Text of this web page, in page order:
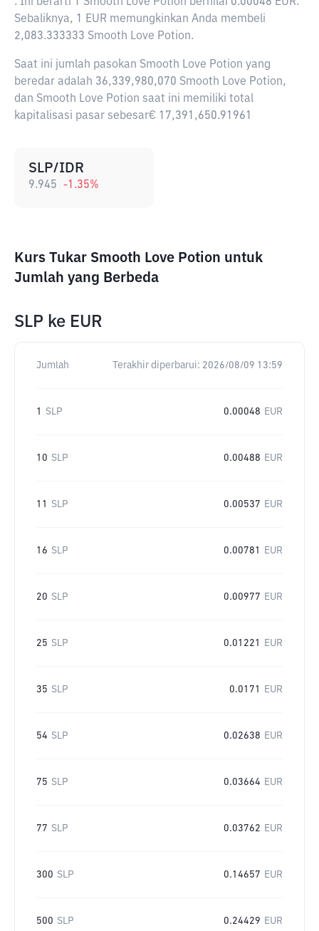
Sebaliknya, 1 EUR memungkinkan Anda membeli
2,083.333333 Smooth Love Potion.
Saat ini jumlah pasokan Smooth Love Potion yang
beredar adalah 36,339,980,070 Smooth Love Potion,
dan Smooth Love Potion saat ini memiliki total
kapitalisasi pasar sebesar€ 17,391,650.91961
SLP/IDR
9.945 -1.35%
Kurs Tukar Smooth Love Potion untuk
Jumlah yang Berbeda
SLP ke EUR
Jumlah Terakhir diperbarui: 2026/08/09 13:59
1 SLP 0.00048 EUR
10 SLP 0.00488 EUR
11 SLP 0.00537 EUR
16 SLP 0.00781 EUR
20 SLP 0.00977 EUR
25 SLP 0.01221 EUR
35 SLP 0.0171 EUR
54 SLP 0.02638 EUR
75 SLP 0.03664 EUR
77 SLP 0.03762 EUR
300 SLP 0.14657 EUR
500 SLP 0.24429 EUR